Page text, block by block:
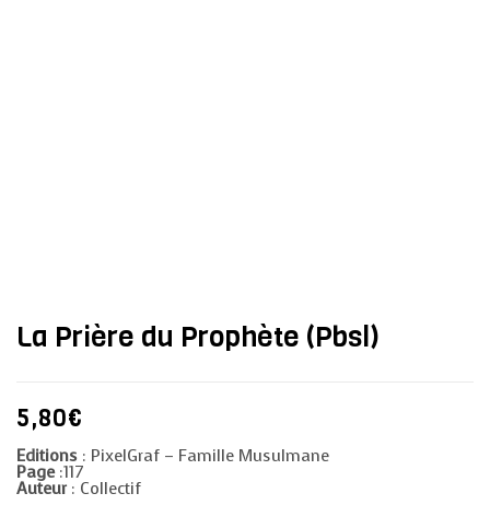
La Prière du Prophète (Pbsl)
5,80€
Editions : PixelGraf – Famille Musulmane
Page:117
Auteur : Collectif